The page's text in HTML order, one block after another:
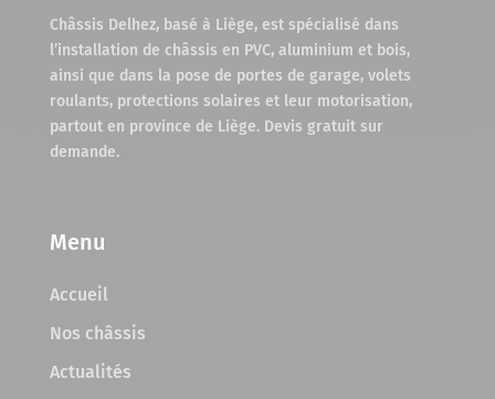
Châssis Delhez, basé à Liège, est spécialisé dans
l’installation de châssis en PVC, aluminium et bois,
ainsi que dans la pose de portes de garage, volets
roulants, protections solaires et leur motorisation,
partout en province de Liège. Devis gratuit sur
demande.
Menu
Accueil
Nos châssis
Actualités